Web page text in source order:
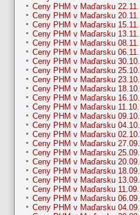
Ceny PHM v Maďarsku 22.11.
Ceny PHM v Maďarsku 20.11.
Ceny PHM v Maďarsku 15.11.
Ceny PHM v Maďarsku 13.11.
Ceny PHM v Maďarsku 08.11.
Ceny PHM v Maďarsku 06.11.
Ceny PHM v Maďarsku 30.10.
Ceny PHM v Maďarsku 25.10.
Ceny PHM v Maďarsku 23.10.
Ceny PHM v Maďarsku 18.10.
Ceny PHM v Maďarsku 16.10.
Ceny PHM v Maďarsku 11.10.
Ceny PHM v Maďarsku 09.10.
Ceny PHM v Maďarsku 04.10.
Ceny PHM v Maďarsku 02.10.
Ceny PHM v Maďarsku 27.09.
Ceny PHM v Maďarsku 25.09.
Ceny PHM v Maďarsku 20.09.
Ceny PHM v Maďarsku 18.09.
Ceny PHM v Maďarsku 13.09.
Ceny PHM v Maďarsku 11.09.
Ceny PHM v Maďarsku 06.09.
Ceny PHM v Maďarsku 04.09.